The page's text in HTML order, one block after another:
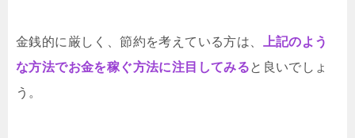
金銭的に厳しく、節約を考えている方は、
上記のよう
な方法でお金を稼ぐ方法に注目してみると良いでしょ
う。